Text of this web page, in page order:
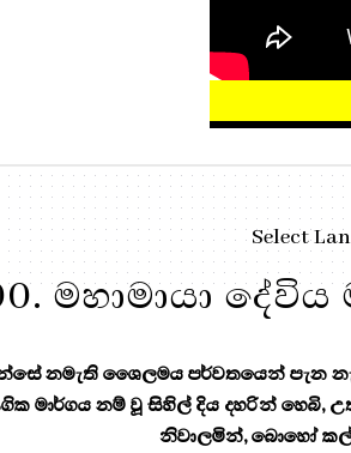
Select
මහාමායා දේවිය
නමැති ශෛලමය පර්වතයෙන් පැන
මාර්ගය නම් වූ සිහිල් දිය දහරින්
නිවාලමින්, බොහෝ කල්